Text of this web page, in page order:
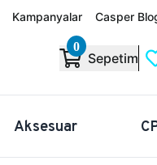
Kampanyalar Casper
0
Sepetim
Aksesuar